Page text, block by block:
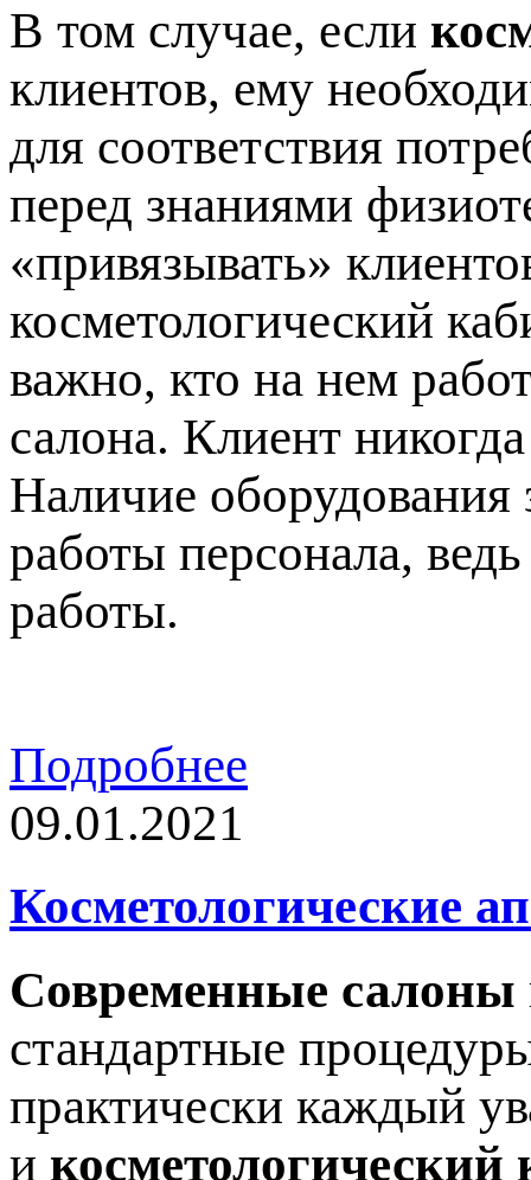
В том случае, если
клиентов, ему
для соответствия
перед знаниями
«привязывать»
косметологический
важно, кто на нем
салона. Клиент
Наличие оборудования
работы персонала,
работы.
Подробнее
09.01.2021
Косметологические
Современные салоны
стандартные
практически каждый
и косметологический